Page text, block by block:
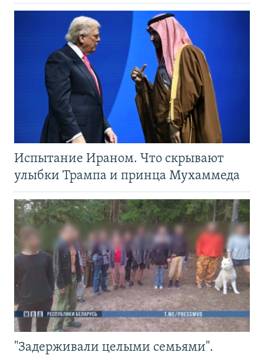
Испытание Ираном. Что скрывают
улыбки Трампа и принца Мухаммеда
"Задерживали целыми семьями".